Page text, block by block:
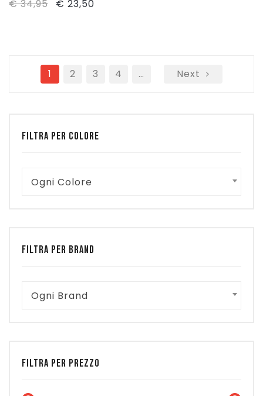
€34,95
Il
€ 34,95.
€ 23,50
€ 23,50.
1 2 3 4 … Next
FILTRA PER COLORE
Ogni Colore
FILTRA PER BRAND
Ogni Brand
FILTRA PER PREZZO